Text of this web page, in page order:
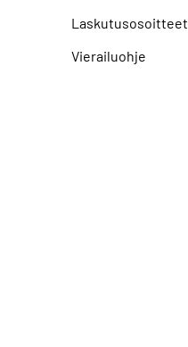
Laskutusosoitteet
Vierailuohje